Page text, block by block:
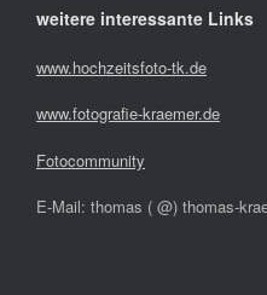
weitere interessante Links
www.hochzeitsfoto-tk.de
www.fotografie-kraemer.de
Fotocommunity
E-Mail: thomas ( @) thomas-